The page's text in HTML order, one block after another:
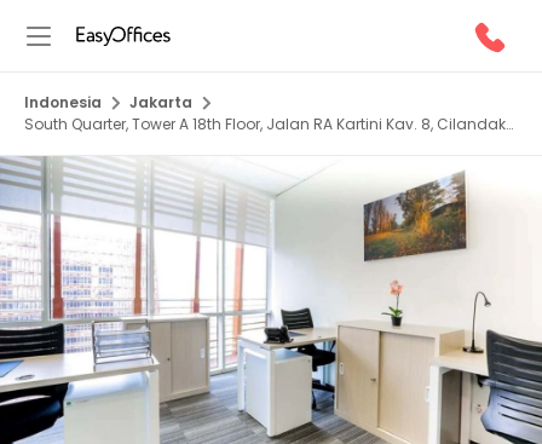
Indonesia
Jakarta
South Quarter, Tower A 18th Floor, Jalan RA Kartini Kav. 8, Cilandak
12, 12430